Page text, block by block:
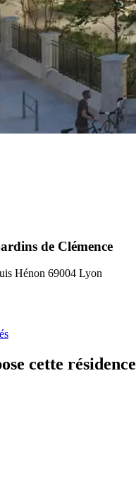
de Clémence
Hénon 69004 Lyon
cette résidence